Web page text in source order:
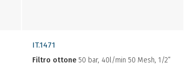
IT.1471
Filtro ottone 50 bar, 40l/min 50 Mesh, 1/2”